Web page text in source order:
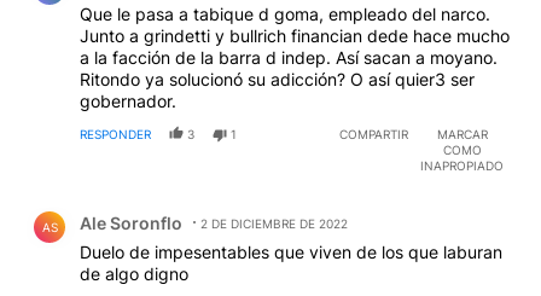
Que le pasa a tabique d goma, empleado del narco.
Junto a grindetti y bullrich financian dede hace mucho
a la facción de la barra d indep. Así sacan a moyano.
Ritondo ya solucionó su adicción? O así quier3 ser
gobernador.
RESPONDER 3 1 COMPARTIR
MARCAR
COMO
INAPROPIADO
AS Ale Soronflo 2 DE DICIEMBRE DE 2022
Duelo de impesentables que viven de los que laburan
de algo digno